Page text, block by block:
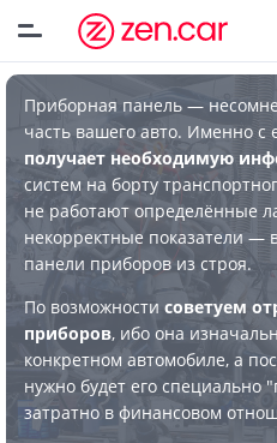
Приборная панель —
часть вашего авто. Именно
получает необходимую
систем на борту
не работают определённые
некорректные показатели —
панели приборов из строя.
По возможности советуем
приборов, ибо она
конкретном автомобиле, а
нужно будет его специально
затратно в финансовом